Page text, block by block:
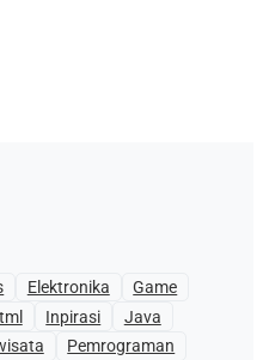
Elektronika
Game
Inpirasi
Java
Pemrograman